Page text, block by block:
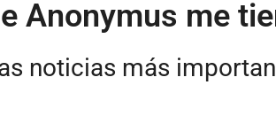
me
noticias más